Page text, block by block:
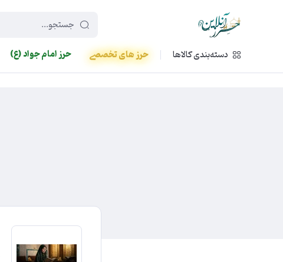
449f43cf-3da2-4422-bb12-2566cb5b8b05
دسته‌بندی کالاها
حرز های تخصصی حرز امام جواد (ع)